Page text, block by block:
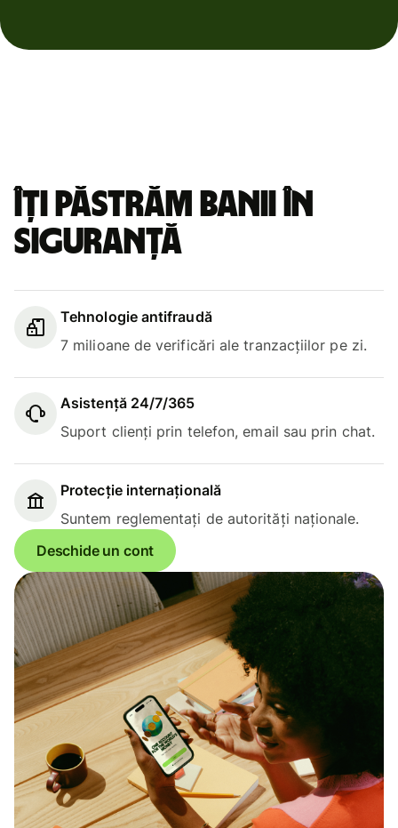
Îți păstrăm banii în
siguranță
Tehnologie antifraudă
7 milioane de verificări ale tranzacțiilor pe zi.
Asistență 24/7/365
Suport clienți prin telefon, email sau prin chat.
Protecție internațională
Suntem reglementați de autorități naționale.
Deschide un cont